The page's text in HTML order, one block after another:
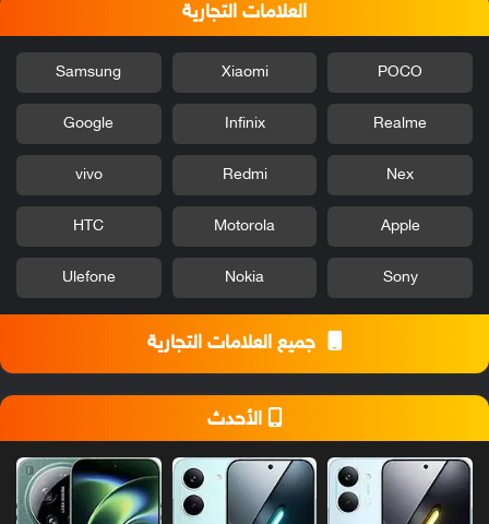
العلامات التجارية
POCO
Xiaomi
Samsung
Realme
Infinix
Google
Nex
Redmi
vivo
Apple
Motorola
HTC
Sony
Nokia
Ulefone
جميع العلامات التجارية
الأحدث